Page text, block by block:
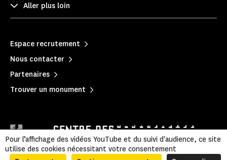
Aller plus loin
Espace recrutement
Nous contacter
Partenaires
Trouver un monument
Pour l’affichage des vidéos YouTube et du suivi d'audience, ce site
utilise des cookies nécessitant votre consentement